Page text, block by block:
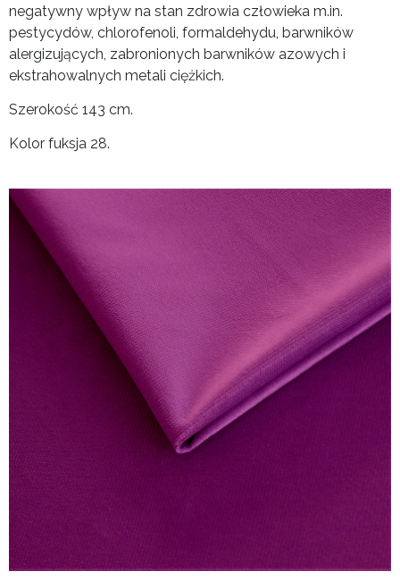
negatywny wpływ na stan zdrowia człowieka m.in.
pestycydów, chlorofenoli, formaldehydu, barwników
alergizujących, zabronionych barwników azowych i
ekstrahowalnych metali ciężkich.
Szerokość 143 cm.
Kolor fuksja 28.